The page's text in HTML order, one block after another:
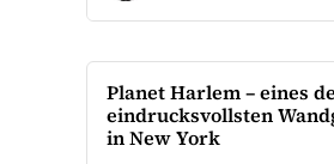
Planet Harlem – eines
eindrucksvollsten
in New York